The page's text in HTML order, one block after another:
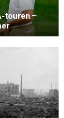
touren –